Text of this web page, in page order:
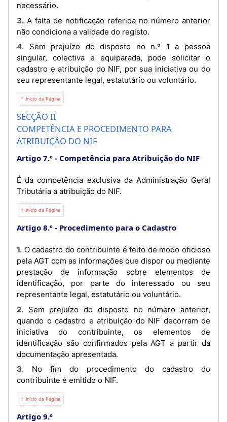
necessário.
3. A falta de notificação referida no número anterior
não condiciona a validade do registo.
4. Sem prejuízo do disposto no n.º 1 a pessoa
singular, colectiva e equiparada, pode solicitar o
cadastro e atribuição do NIF, por sua iniciativa ou do
seu representante legal, estatutário ou voluntário.
⇡ Início da Página
SECÇÃO II
COMPETÊNCIA E PROCEDIMENTO PARA
ATRIBUIÇÃO DO NIF
Artigo 7.º Competência para Atribuição do NIF
É da competência exclusiva da Administração Geral
Tributária a atribuição do NIF.
⇡ Início da Página
Artigo 8.º Procedimento para o Cadastro
1. O cadastro do contribuinte é feito de modo oficioso
pela AGT com as informações que dispor ou mediante
prestação de informação sobre elementos de
identificação, por parte do interessado ou seu
representante legal, estatutário ou voluntário.
2. Sem prejuízo do disposto no número anterior,
quando o cadastro e atribuição do NIF decorram de
iniciativa do contribuinte, os elementos de
identificação são confirmados pela AGT a partir da
documentação apresentada.
3. No fim do procedimento do cadastro do
contribuinte é emitido o NIF.
⇡ Início da Página
Artigo 9.º